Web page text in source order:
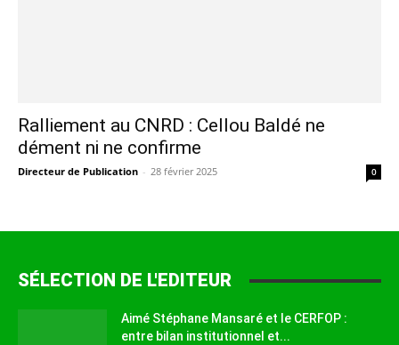
Ralliement au CNRD : Cellou Baldé ne
dément ni ne confirme
Directeur de Publication - 28 février 2025 0
SÉLECTION DE L'EDITEUR
Aimé Stéphane Mansaré et le CERFOP :
entre bilan institutionnel et...